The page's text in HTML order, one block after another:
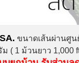
ขนาดเส้นผ่านศูน
( 1 ม้วนยาว 1,000